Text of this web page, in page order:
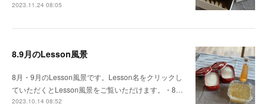
2023.11.24 08:05
8.9月のLesson風景
8月・9月のLesson風景です。Lesson名をクリックし
ていただくとLesson風景をご覧いただけます。・8…
2023.10.14 08:52